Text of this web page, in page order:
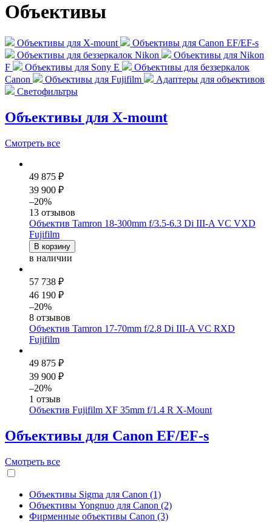
Объективы
Объективы для X-mount
Объективы для Canon EF/EF-s
Объективы для беззеркалок Nikon
Объективы для Nikon
F
Объективы для Sony E
Объективы для беззеркалок
Canon
Объективы для Fujifilm
Адаптеры для объективов
Светофильтры
Объективы для X-mount
Смотреть все
49 875 ₽
39 900 ₽
–20%
13 отзывов
Объектив Tamron 18-300mm f/3.5-6.3 Di III-A VC VXD
Fujifilm
В корзину
в наличии
57 738 ₽
46 190 ₽
–20%
8 отзывов
Объектив Tamron 17-70mm f/2.8 Di III-A VC RXD
Fujifilm
49 875 ₽
39 900 ₽
–20%
1 отзыв
Объектив Fujifilm XF 35mm f/1.4 R X-Mount
Объективы для Canon EF/EF-s
Смотреть все
Объективы Sigma для Canon (1)
Объективы Yongnuo для Canon (2)
Фирменные объективы Canon (3)